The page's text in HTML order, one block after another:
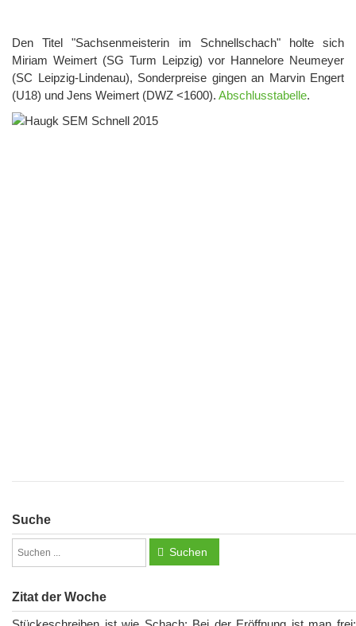
Den Titel "Sachsenmeisterin im Schnellschach" holte sich
Miriam Weimert (SG Turm Leipzig) vor Hannelore Neumeyer
(SC Leipzig-Lindenau), Sonderpreise gingen an Marvin Engert
(U18) und Jens Weimert (DWZ <1600). Abschlusstabelle.
Suche
Suchen
Zitat der Woche